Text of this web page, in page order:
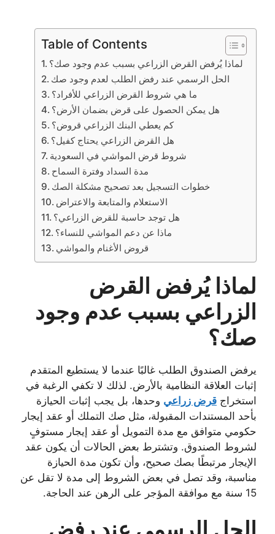
Table of Contents
لماذا يُرفض القرض الزراعي بسبب عدم وجود صك؟
الحل الرسمي عند رفض الطلب لعدم وجود صك
ما هي شروط القرض الزراعي للأفراد؟
هل يمكن الحصول على قرض بضمان الأرض؟
كم يعطي البنك الزراعي قروض؟
هل القرض الزراعي يحتاج كفيل؟
شروط قرض المواشي في السعودية
مدة السداد وفترة السماح
خطوات التسجيل بعد تصحيح مشكلة الصك
الاستعلام والمتابعة والاعتراض
هل توجد حاسبة للقرض الزراعي؟
ماذا عن دعم المواشي للنساء؟
قروض الأغنام والمواشي
لماذا يُرفض القرض
الزراعي بسبب عدم وجود
صك؟
يرفض الصندوق الطلب غالبًا عندما لا يستطيع المتقدم
إثبات العلاقة النظامية بالأرض. لذلك لا تكفي الرغبة في
استخراج قرض زراعي وحدها، بل يجب إثبات الحيازة
بأحد المستندات المقبولة، مثل صك التملك أو عقد إيجار
حكومي متوافق مع مدة التمويل أو عقد إيجار مستوفٍ
لشروط الصندوق. وتشترط بعض الحالات أن يكون عقد
الإيجار مرتبطًا بصك صحيح، وأن تكون مدة الحيازة
مناسبة، وقد تصل في بعض الشروط إلى مدة لا تقل عن
15 سنة مع موافقة المؤجر على الرهن عند الحاجة.